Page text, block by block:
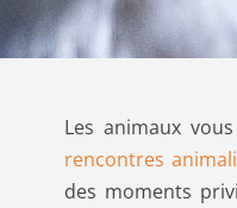
Les animaux
rencontres
des moments